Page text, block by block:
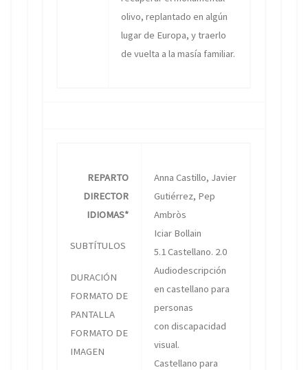
olivo, replantado en algún
lugar de Europa, y traerlo
de vuelta a la masía familiar.
REPARTO
DIRECTOR
IDIOMAS*
SUBTÍTULOS
DURACIÓN
FORMATO DE
PANTALLA
FORMATO DE
IMAGEN
Anna Castillo, Javier
Gutiérrez, Pep
Ambròs
Iciar Bollain
5.1 Castellano. 2.0
Audiodescripción
en castellano para
personas
con discapacidad
visual.
Castellano para